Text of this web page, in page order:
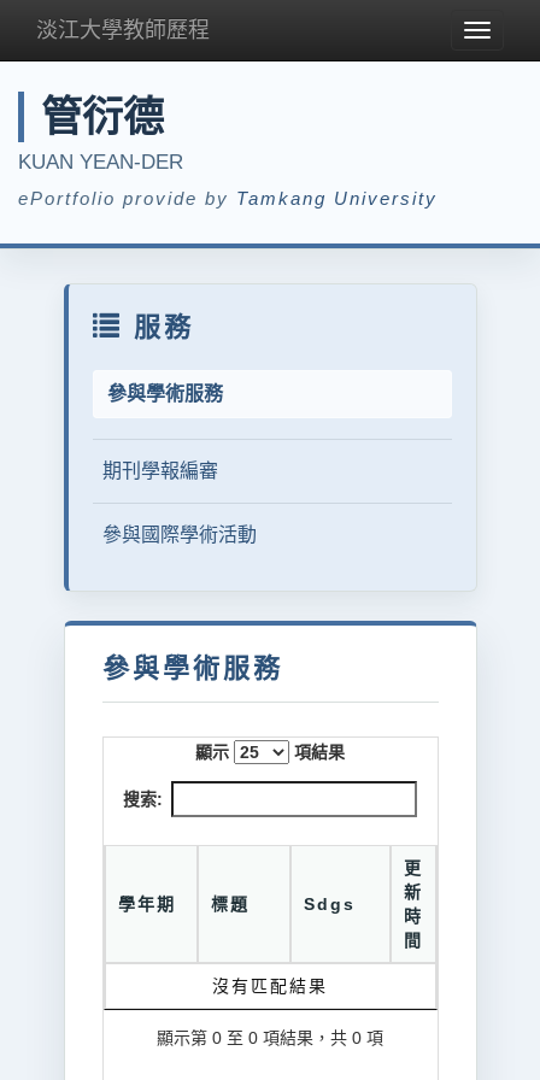
Toggle
淡江大學教師歷程
管衍德
KUAN YEAN-DER
ePortfolio provide by Tamkang University
服務
參與學術服務
期刊學報編審
參與國際學術活動
參與學術服務
顯示 項結果
搜索:
學年期 標題 Sdgs
更
新
時
間
沒有匹配結果
顯示第 0 至 0 項結果，共 0 項